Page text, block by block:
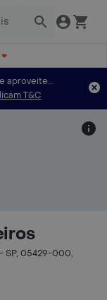
e aproveite...
T&C
SP, 05429-000,